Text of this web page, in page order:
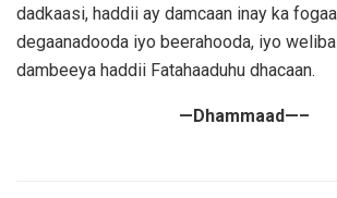
dadkaasi, haddii ay damcaan inay ka
degaanadooda iyo beerahooda, iyo
dambeeya haddii Fatahaaduhu dhacaan.
—Dhammaad—–